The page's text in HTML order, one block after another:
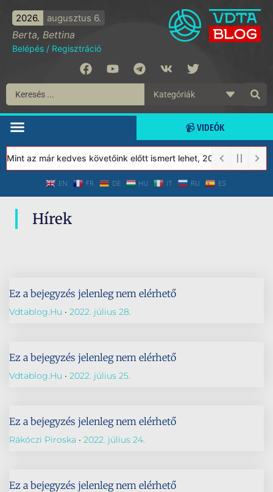
2026. augusztus 6.
Berta, Bettina
Belépés / Regisztráció
📹 VIDEÓK
az már kedves követőink előtt ismert lehet, 2023-tól a
EN FR DE HU IT RU ES
Hírek
Ez a bejegyzés jelenleg nem elérhető
Vdtablog.hu 2022. július 28.
Ez a bejegyzés jelenleg nem elérhető
Vdtablog.hu 2022. július 25.
Ez a bejegyzés jelenleg nem elérhető
Rákóczi Piroska 2022. július 24.
Ez a bejegyzés jelenleg nem elérhető